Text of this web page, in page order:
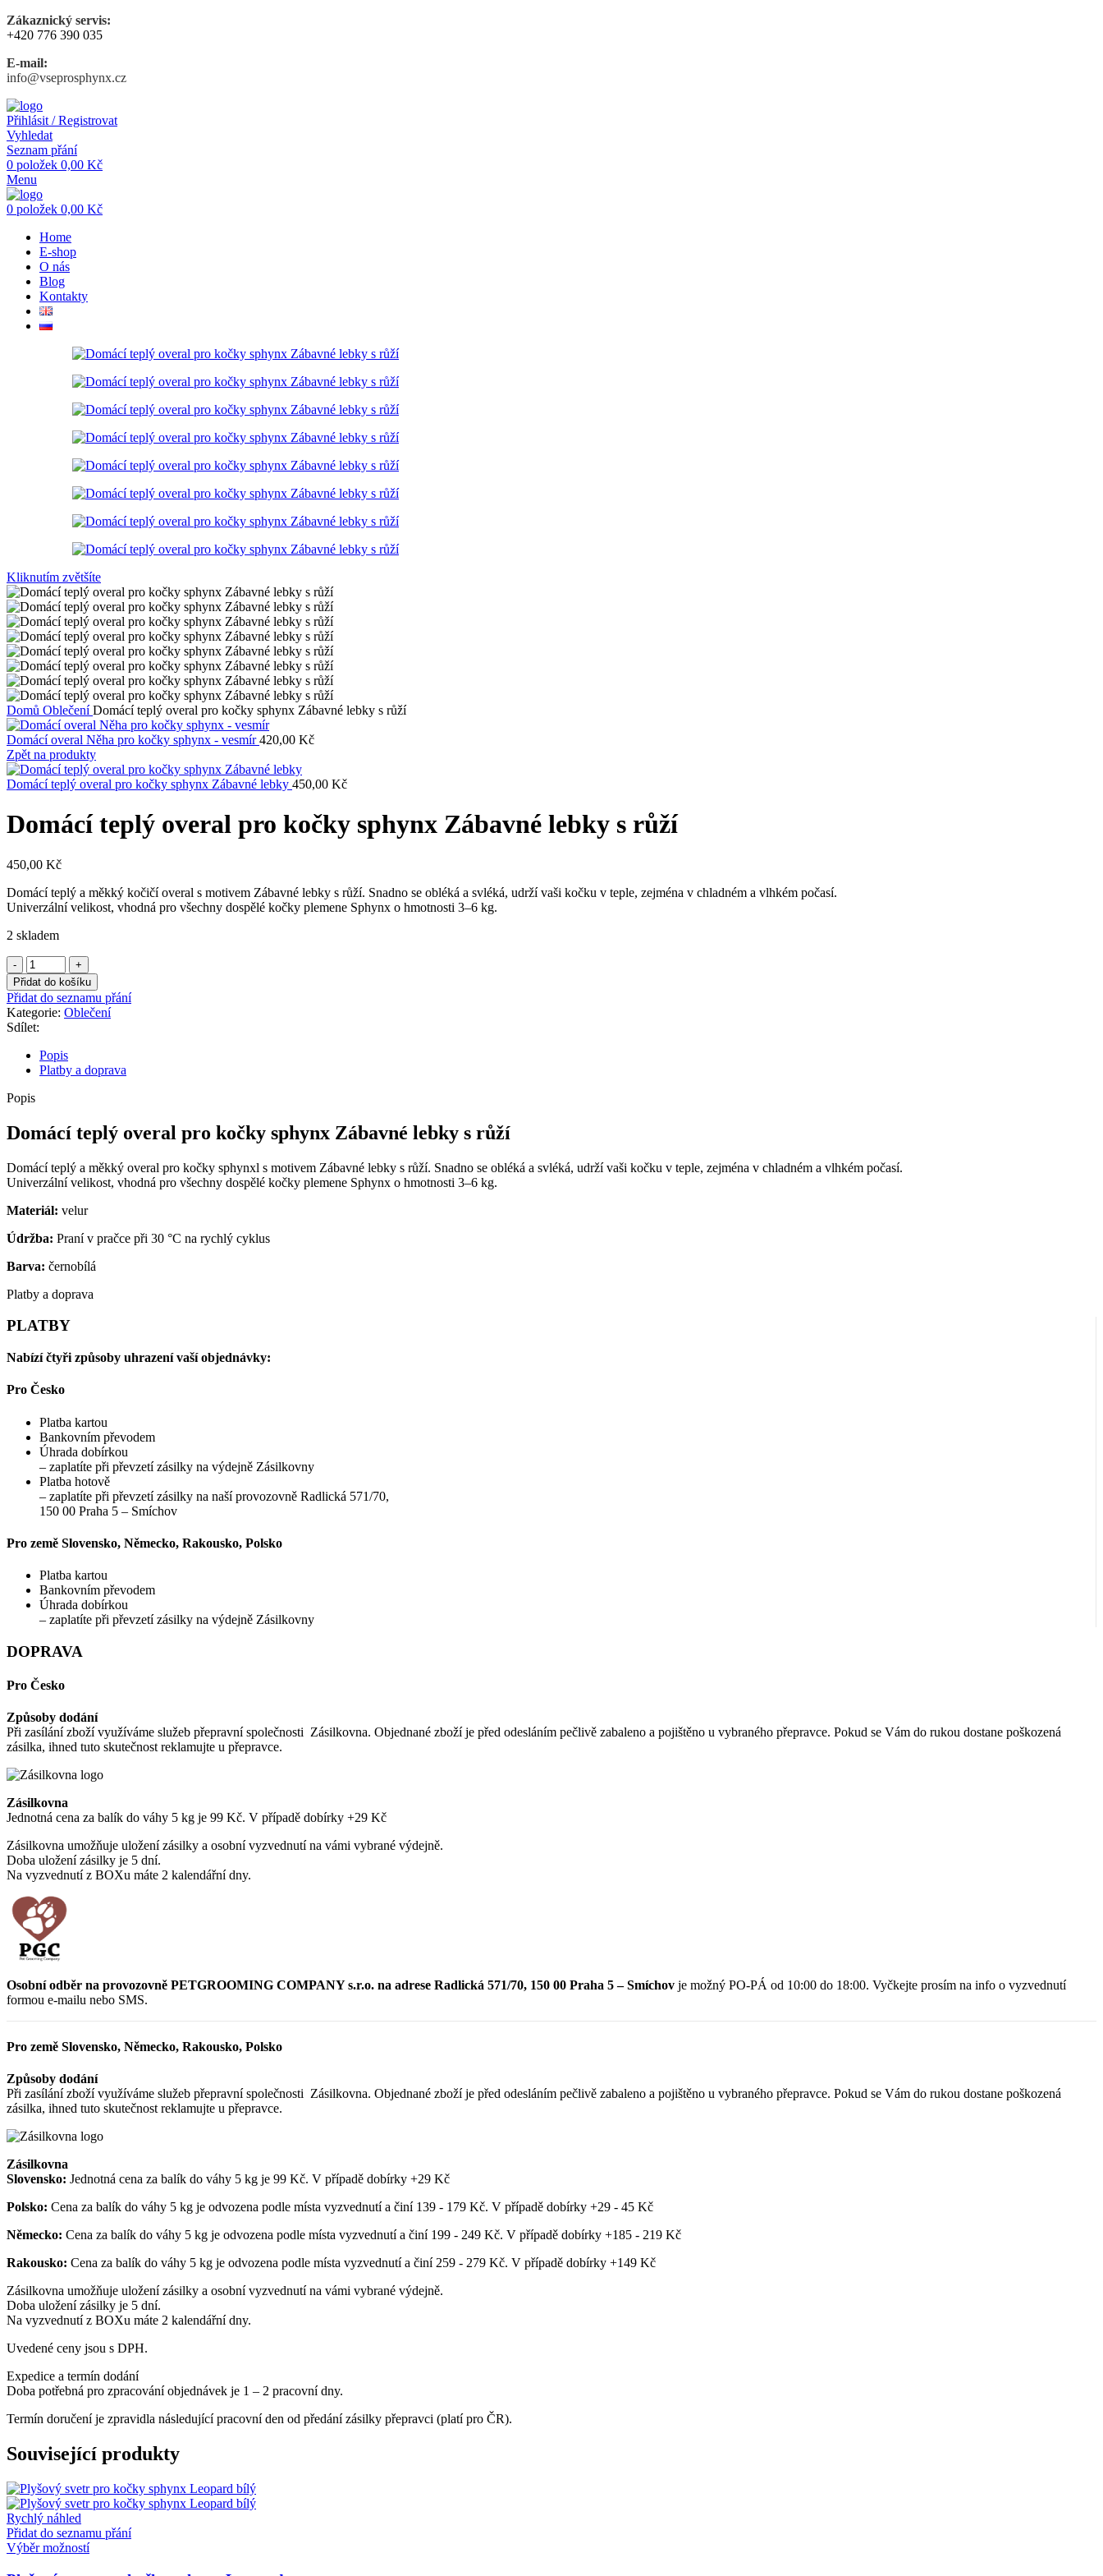
Zákaznický servis:
+420 776 390 035
E-mail:
info@vseprosphynx.cz
Přihlásit / Registrovat
Vyhledat
Seznam přání
0 položek 0,00 Kč
Menu
0 položek 0,00 Kč
Home
E-shop
O nás
Blog
Kontakty
Kliknutím zvětšíte
Domů OblečeníDomácí teplý overal pro kočky sphynx Zábavné lebky s růží
Domácí overal Něha pro kočky sphynx - vesmír420,00 Kč
Zpět na produkty
Domácí teplý overal pro kočky sphynx Zábavné lebky 450,00 Kč
Domácí teplý overal pro kočky sphynx Zábavné lebky s růží
450,00 Kč
Domácí teplý a měkký kočičí overal s motivem Zábavné lebky s růží. Snadno se obléká a svléká, udrží vaši kočku v teple, zejména v chladném a vlhkém počasí.
Univerzální velikost, vhodná pro všechny dospělé kočky plemene Sphynx o hmotnosti 3–6 kg.
2 skladem
Domácí
teplý
overal
pro
kočky
sphynx
Zábavné
lebky
růží
Přidat do košíku
Přidat do seznamu přání
Kategorie: Oblečení
Sdílet:
Popis
Platby a doprava
Popis
Domácí teplý overal pro kočky sphynx Zábavné lebky s růží
Domácí teplý a měkký overal pro kočky sphynxl s motivem Zábavné lebky s růží. Snadno se obléká a svléká, udrží vaši kočku v teple, zejména v chladném a vlhkém počasí.
Univerzální velikost, vhodná pro všechny dospělé kočky plemene Sphynx o hmotnosti 3–6 kg.
Materiál: velur
Údržba: Praní v pračce při 30 °C na rychlý cyklus
Barva: černobílá
Platby a doprava
PLATBY
Nabízí čtyři způsoby uhrazení vaší objednávky:
Pro Česko
Platba kartou
Bankovním převodem
Úhrada dobírkou
– zaplatíte při převzetí zásilky na výdejně Zásilkovny
Platba hotově
– zaplatíte při převzetí zásilky na naší provozovně Radlická 571/70,
150 00 Praha 5 – Smíchov
Pro země Slovensko, Německo, Rakousko, Polsko
Platba kartou
Bankovním převodem
Úhrada dobírkou
– zaplatíte při převzetí zásilky na výdejně Zásilkovny
DOPRAVA
Pro Česko
Způsoby dodání
Při zasílání zboží využíváme služeb přepravní společnosti Zásilkovna. Objednané zboží je před odesláním pečlivě zabaleno a pojištěno u vybraného přepravce. Pokud se Vám do rukou dostane poškozená
zásilka, ihned tuto skutečnost reklamujte u přepravce.
Zásilkovna
Jednotná cena za balík do váhy 5 kg je 99 Kč. V případě dobírky +29 Kč
Zásilkovna umožňuje uložení zásilky a osobní vyzvednutí na vámi vybrané výdejně.
Doba uložení zásilky je 5 dní.
Na vyzvednutí z BOXu máte 2 kalendářní dny.
Osobní odběr na provozovně PETGROOMING COMPANY s.r.o. na adrese Radlická 571/70, 150 00 Praha 5 – Smíchov je možný PO-PÁ od 10:00 do 18:00. Vyčkejte prosím na info o vyzvednutí
formou e-mailu nebo SMS.
Pro země Slovensko, Německo, Rakousko, Polsko
Způsoby dodání
Při zasílání zboží využíváme služeb přepravní společnosti Zásilkovna. Objednané zboží je před odesláním pečlivě zabaleno a pojištěno u vybraného přepravce. Pokud se Vám do rukou dostane poškozená
zásilka, ihned tuto skutečnost reklamujte u přepravce.
Zásilkovna
Slovensko: Jednotná cena za balík do váhy 5 kg je 99 Kč. V případě dobírky +29 Kč
Polsko: Cena za balík do váhy 5 kg je odvozena podle místa vyzvednutí a činí 139 - 179 Kč. V případě dobírky +29 - 45 Kč
Německo: Cena za balík do váhy 5 kg je odvozena podle místa vyzvednutí a činí 199 - 249 Kč. V případě dobírky +185 - 219 Kč
Rakousko: Cena za balík do váhy 5 kg je odvozena podle místa vyzvednutí a činí 259 - 279 Kč. V případě dobírky +149 Kč
Zásilkovna umožňuje uložení zásilky a osobní vyzvednutí na vámi vybrané výdejně.
Doba uložení zásilky je 5 dní.
Na vyzvednutí z BOXu máte 2 kalendářní dny.
Uvedené ceny jsou s DPH.
Expedice a termín dodání
Doba potřebná pro zpracování objednávek je 1 – 2 pracovní dny.
Termín doručení je zpravidla následující pracovní den od předání zásilky přepravci (platí pro ČR).
Související produkty
Rychlý náhled
Přidat do seznamu přání
Výběr možnostíTento